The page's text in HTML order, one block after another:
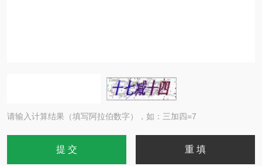
请输入计算结果（填写阿拉伯数字），如：三加四=7